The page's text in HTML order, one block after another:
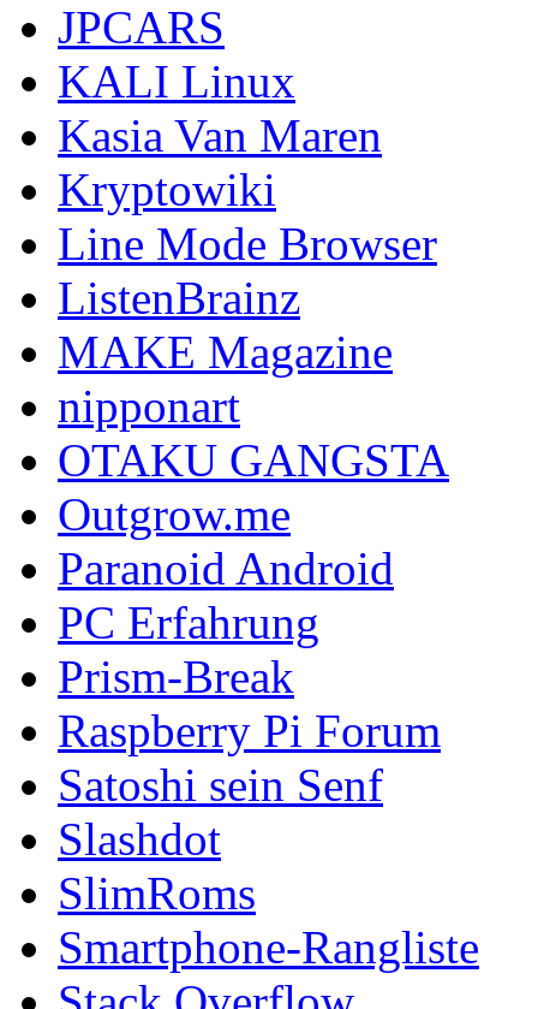
JPCARS
KALI Linux
Kasia Van Maren
Kryptowiki
Line Mode Browser
ListenBrainz
MAKE Magazine
nipponart
OTAKU GANGSTA
Outgrow.me
Paranoid Android
PC Erfahrung
Prism-Break
Raspberry Pi Forum
Satoshi sein Senf
Slashdot
SlimRoms
Smartphone-Rangliste